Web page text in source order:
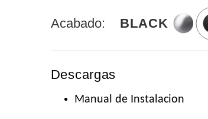
DESCARGÁ EL CATÁLOGO COMPLETO
Acabado: BLACK
Descargas
Manual de Instalacion